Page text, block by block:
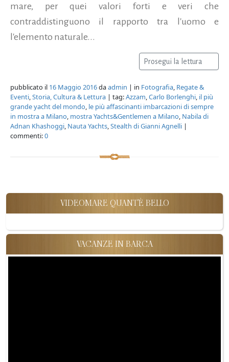
mare, per quei valori forti e veri che
contraddistinguono il rapporto tra l'uomo e
l'elemento naturale...
Prosegui la lettura
pubblicato il 16 Maggio 2016daadmin | in Fotografia, Regate &
Eventi,Storia, Cultura & Lettura | tag:Azzam,Carlo Borlenghi, il più
grande yacht del mondo, le più affascinanti imbarcazioni di sempre
in mostra a Milano, mostra Yachts&Gentlemen a Milano, Nabila di
Adnan Khashoggi, Nauta Yachts,Stealth di Gianni Agnelli |
commenti:0
VIDEOMARE QUANT'È BELLO
VACANZE IN BARCA